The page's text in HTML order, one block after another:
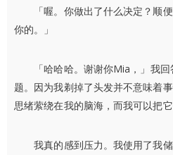
「喔。你做出了什么决定？顺便
你的。」
「哈哈哈。谢谢你Mia，」我回
题。因为我剃掉了头发并不意味着
思绪萦绕在我的脑海，而我可以把它
我真的感到压力。我使用了我储